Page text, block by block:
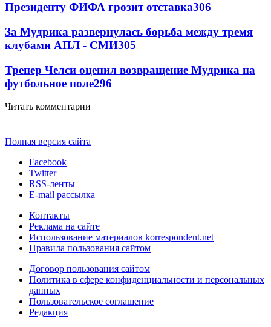
Президенту ФИФА грозит отставка306
За Мудрика развернулась борьба между тремя
клубами АПЛ - СМИ305
Тренер Челси оценил возвращение Мудрика на
футбольное поле296
Читать комментарии
Полная версия сайта
Facebook
Twitter
RSS-ленты
E-mail рассылка
Контакты
Реклама на сайте
Использование материалов korrespondent.net
Правила пользования сайтом
Договор пользования сайтом
Политика в сфере конфиденциальности и персональных
данных
Пользовательское соглашение
Редакция